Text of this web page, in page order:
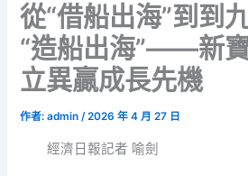
從“借船出海”到到
“造船出海”——新
立異贏成長先機
作者:admin/2026 年 4 月 27 日
經濟日報記者 喻劍